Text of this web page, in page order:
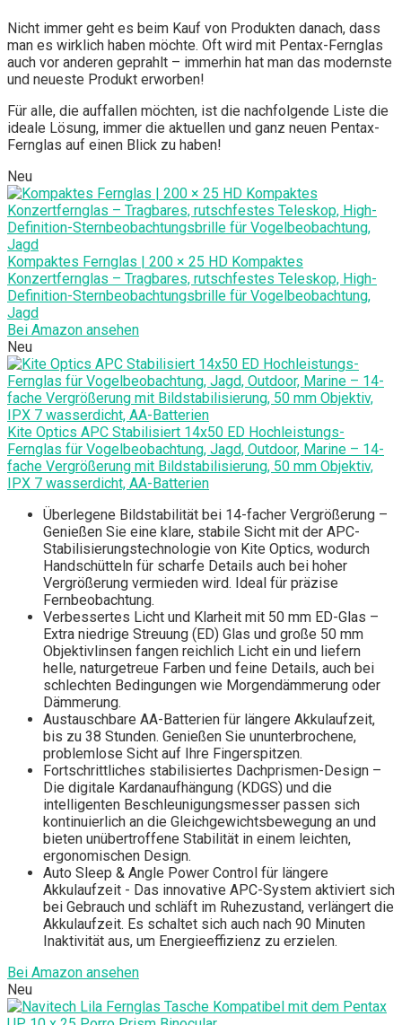
Nicht immer geht es beim Kauf von Produkten danach, dass
man es wirklich haben möchte. Oft wird mit Pentax-Fernglas
auch vor anderen geprahlt – immerhin hat man das modernste
und neueste Produkt erworben!
Für alle, die auffallen möchten, ist die nachfolgende Liste die
ideale Lösung, immer die aktuellen und ganz neuen Pentax-
Fernglas auf einen Blick zu haben!
Neu
Kompaktes Fernglas | 200 × 25 HD Kompaktes
Konzertfernglas – Tragbares, rutschfestes Teleskop, High-
Definition-Sternbeobachtungsbrille für Vogelbeobachtung,
Jagd
Bei Amazon ansehen
Neu
Kite Optics APC Stabilisiert 14x50 ED Hochleistungs-
Fernglas für Vogelbeobachtung, Jagd, Outdoor, Marine – 14-
fache Vergrößerung mit Bildstabilisierung, 50 mm Objektiv,
IPX 7 wasserdicht, AA-Batterien
Überlegene Bildstabilität bei 14-facher Vergrößerung –
Genießen Sie eine klare, stabile Sicht mit der APC-
Stabilisierungstechnologie von Kite Optics, wodurch
Handschütteln für scharfe Details auch bei hoher
Vergrößerung vermieden wird. Ideal für präzise
Fernbeobachtung.
Verbessertes Licht und Klarheit mit 50 mm ED-Glas –
Extra niedrige Streuung (ED) Glas und große 50 mm
Objektivlinsen fangen reichlich Licht ein und liefern
helle, naturgetreue Farben und feine Details, auch bei
schlechten Bedingungen wie Morgendämmerung oder
Dämmerung.
Austauschbare AA-Batterien für längere Akkulaufzeit,
bis zu 38 Stunden. Genießen Sie ununterbrochene,
problemlose Sicht auf Ihre Fingerspitzen.
Fortschrittliches stabilisiertes Dachprismen-Design –
Die digitale Kardanaufhängung (KDGS) und die
intelligenten Beschleunigungsmesser passen sich
kontinuierlich an die Gleichgewichtsbewegung an und
bieten unübertroffene Stabilität in einem leichten,
ergonomischen Design.
Auto Sleep & Angle Power Control für längere
Akkulaufzeit - Das innovative APC-System aktiviert sich
bei Gebrauch und schläft im Ruhezustand, verlängert die
Akkulaufzeit. Es schaltet sich auch nach 90 Minuten
Inaktivität aus, um Energieeffizienz zu erzielen.
Bei Amazon ansehen
Neu